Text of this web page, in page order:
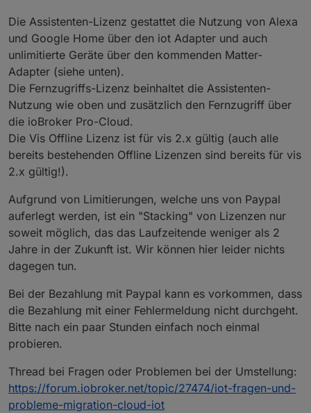
Die Assistenten-Lizenz gestattet die Nutzung von Alexa
und Google Home über den iot Adapter und auch
unlimitierte Geräte über den kommenden Matter-
Adapter (siehe unten).
Die Fernzugriffs-Lizenz beinhaltet die Assistenten-
Nutzung wie oben und zusätzlich den Fernzugriff über
die ioBroker Pro-Cloud.
Die Vis Offline Lizenz ist für vis 2.x gültig (auch alle
bereits bestehenden Offline Lizenzen sind bereits für vis
2.x gültig!).
Aufgrund von Limitierungen, welche uns von Paypal
auferlegt werden, ist ein "Stacking" von Lizenzen nur
soweit möglich, das das Laufzeitende weniger als 2
Jahre in der Zukunft ist. Wir können hier leider nichts
dagegen tun.
Bei der Bezahlung mit Paypal kann es vorkommen, dass
die Bezahlung mit einer Fehlermeldung nicht durchgeht.
Bitte nach ein paar Stunden einfach noch einmal
probieren.
Thread bei Fragen oder Problemen bei der Umstellung:
https://forum.iobroker.net/topic/27474/iot-fragen-und-
probleme-migration-cloud-iot